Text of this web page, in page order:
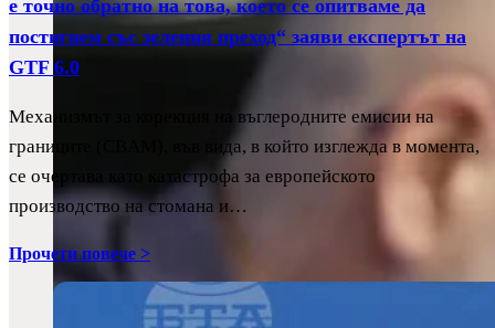
е точно обратно на това, което се опитваме да
постигнем със зеления преход“ заяви експертът на
GTF 6.0
Механизмът за корекция на въглеродните емисии на
границите (CBAM), във вида, в който изглежда в момента,
се очертава като катастрофа за европейското
производство на стомана и…
Прочети повече >